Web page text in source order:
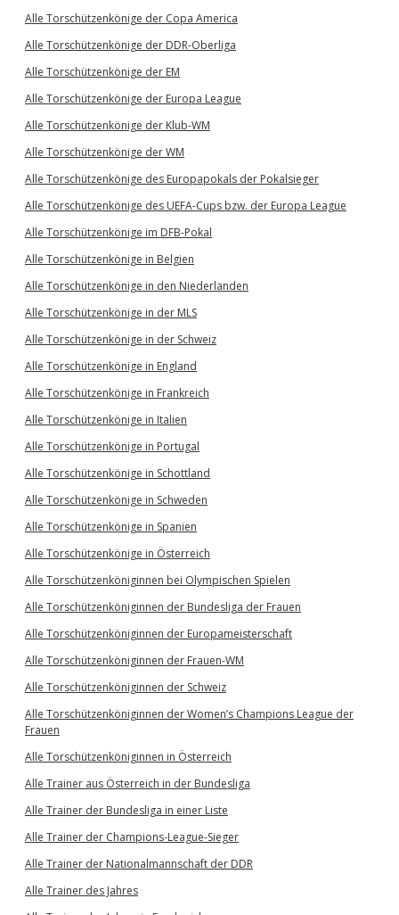
Alle Torschützenkönige der Copa America
Alle Torschützenkönige der DDR-Oberliga
Alle Torschützenkönige der EM
Alle Torschützenkönige der Europa League
Alle Torschützenkönige der Klub-WM
Alle Torschützenkönige der WM
Alle Torschützenkönige des Europapokals der Pokalsieger
Alle Torschützenkönige des UEFA-Cups bzw. der Europa League
Alle Torschützenkönige im DFB-Pokal
Alle Torschützenkönige in Belgien
Alle Torschützenkönige in den Niederlanden
Alle Torschützenkönige in der MLS
Alle Torschützenkönige in der Schweiz
Alle Torschützenkönige in England
Alle Torschützenkönige in Frankreich
Alle Torschützenkönige in Italien
Alle Torschützenkönige in Portugal
Alle Torschützenkönige in Schottland
Alle Torschützenkönige in Schweden
Alle Torschützenkönige in Spanien
Alle Torschützenkönige in Österreich
Alle Torschützenköniginnen bei Olympischen Spielen
Alle Torschützenköniginnen der Bundesliga der Frauen
Alle Torschützenköniginnen der Europameisterschaft
Alle Torschützenköniginnen der Frauen-WM
Alle Torschützenköniginnen der Schweiz
Alle Torschützenköniginnen der Women’s Champions League der
Frauen
Alle Torschützenköniginnen in Österreich
Alle Trainer aus Österreich in der Bundesliga
Alle Trainer der Bundesliga in einer Liste
Alle Trainer der Champions-League-Sieger
Alle Trainer der Nationalmannschaft der DDR
Alle Trainer des Jahres